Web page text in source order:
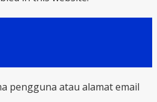
pengguna atau alamat email